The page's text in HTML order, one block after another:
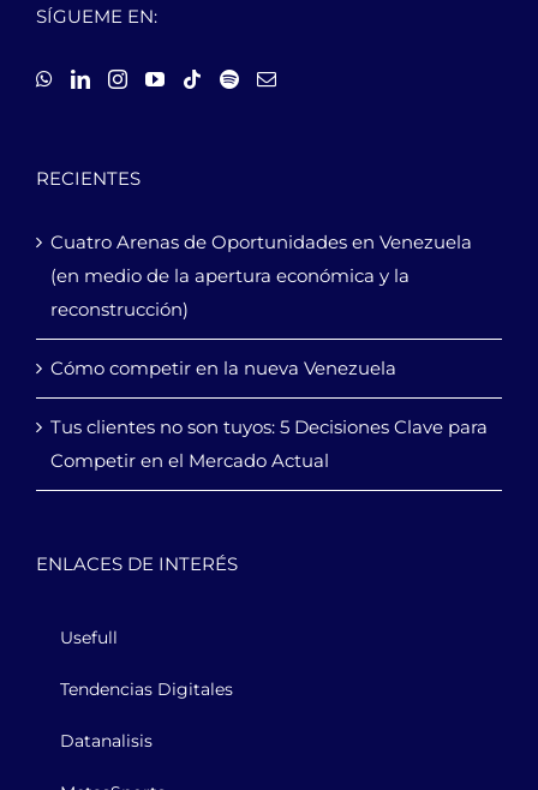
SÍGUEME EN:
RECIENTES
Cuatro Arenas de Oportunidades en Venezuela
(en medio de la apertura económica y la
reconstrucción)
Cómo competir en la nueva Venezuela
Tus clientes no son tuyos: 5 Decisiones Clave para
Competir en el Mercado Actual
ENLACES DE INTERÉS
Usefull
Tendencias Digitales
Datanalisis